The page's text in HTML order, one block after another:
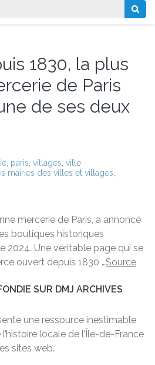
Rechercher
1830, la plus
de Paris
de ses deux
paris villages ville
mairies des villes et villages
mercerie de Paris, a annoncé
boutiques historiques
2024. Une véritable page qui se
ouvert depuis 1830 …Source
SUR DMJ ARCHIVES
une ressource inestimable
locale de l’Île-de-France
sites web.